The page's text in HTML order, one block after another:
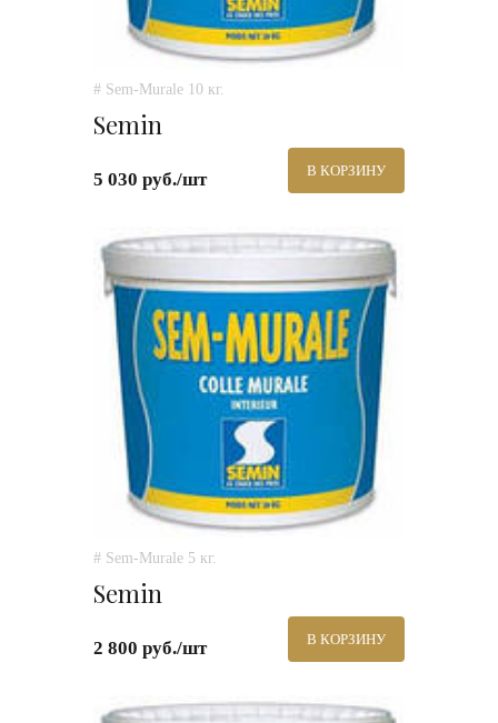
# Sem-Murale 10 кг.
Semin
5 030 руб./шт В КОРЗИНУ
# Sem-Murale 5 кг.
Semin
2 800 руб./шт В КОРЗИНУ